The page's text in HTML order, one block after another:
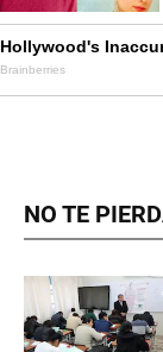
NO TE